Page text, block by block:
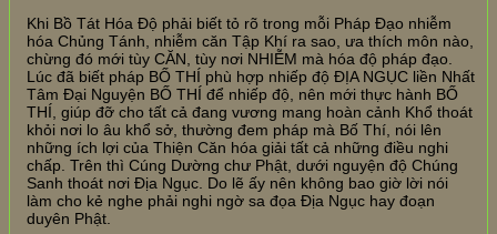
Khi Bồ Tát Hóa Độ phải biết tỏ rõ trong mỗi Pháp Đạo nhiễm
hóa Chủng Tánh, nhiễm căn Tập Khí ra sao, ưa thích môn nào,
chừng đó mới tùy CĂN, tùy nơi NHIỄM mà hóa độ pháp đạo.
Lúc đã biết pháp BỐ THÍ phù hợp nhiếp độ ĐỊA NGỤC liền Nhất
Tâm Đại Nguyện BỐ THÍ để nhiếp độ, nên mới thực hành BỐ
THÍ, giúp đỡ cho tất cả đang vương mang hoàn cảnh Khổ thoát
khỏi nơi lo âu khổ sở, thường đem pháp mà Bố Thí, nói lên
những ích lợi của Thiện Căn hóa giải tất cả những điều nghi
chấp. Trên thì Cúng Dường chư Phật, dưới nguyện độ Chúng
Sanh thoát nơi Địa Ngục. Do lẽ ấy nên không bao giờ lời nói
làm cho kẻ nghe phải nghi ngờ sa đọa Địa Ngục hay đoạn
duyên Phật.